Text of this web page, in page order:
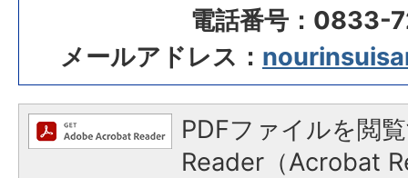
電話番号：0833-
メールアドレス：
PDFファイルを閲
Reader（Acrobat